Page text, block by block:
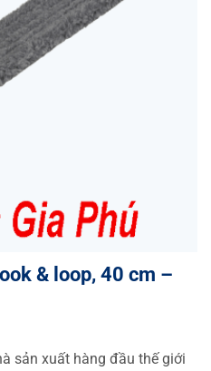
& loop, 40 cm –
sản xuất hàng đầu thế giới